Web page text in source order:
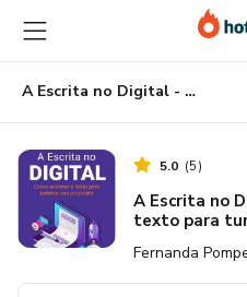
para
o
conteúdo
principal
para
o
pagamento
para
o
rodapé
A Escrita no Digital - como acelerar o texto para turbinar seu propósito
5.0 (5)
A Escrita no
texto para
Fernanda